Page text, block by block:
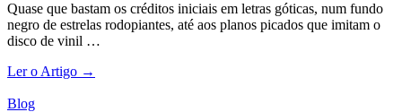
Quase que bastam os créditos iniciais em letras góticas, num fundo
negro de estrelas rodopiantes, até aos planos picados que imitam o
disco de vinil …
Ler o Artigo →
Blog